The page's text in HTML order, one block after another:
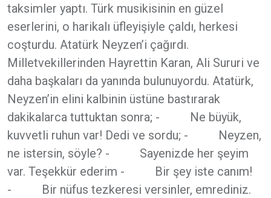
taksimler yaptı. Türk musikisinin en güzel
eserlerini, o harikalı üfleyişiyle çaldı, herkesi
coşturdu. Atatürk Neyzen’i çağırdı.
Milletvekillerinden Hayrettin Karan, Ali Sururi ve
daha başkaları da yanında bulunuyordu. Atatürk,
Neyzen’in elini kalbinin üstüne bastırarak
dakikalarca tuttuktan sonra; - Ne büyük,
kuvvetli ruhun var! Dedi ve sordu; - Neyzen,
ne istersin, söyle? - Sayenizde her şeyim
var. Teşekkür ederim - Bir şey iste canım!
- Bir nüfus tezkeresi versinler, emrediniz.